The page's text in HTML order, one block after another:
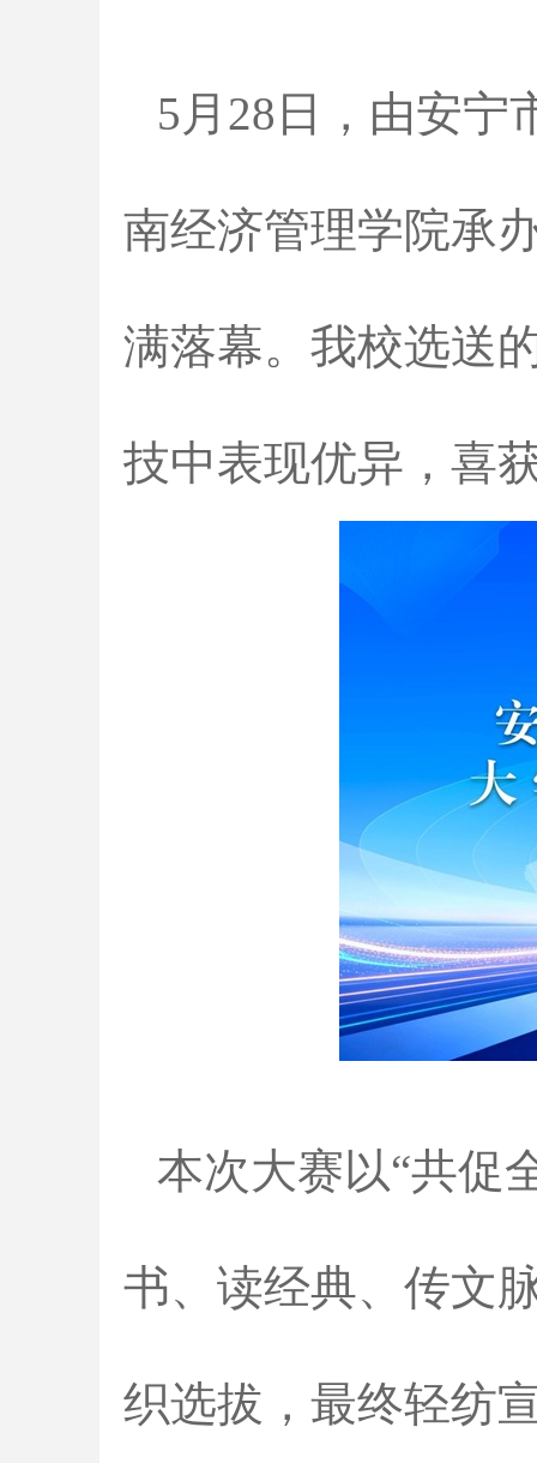
5月28日，由安宁
南经济管理学院承
满落幕。我校选送
技中表现优异，喜
本次大赛以“共促
书、读经典、传文
织选拔，最终轻纺